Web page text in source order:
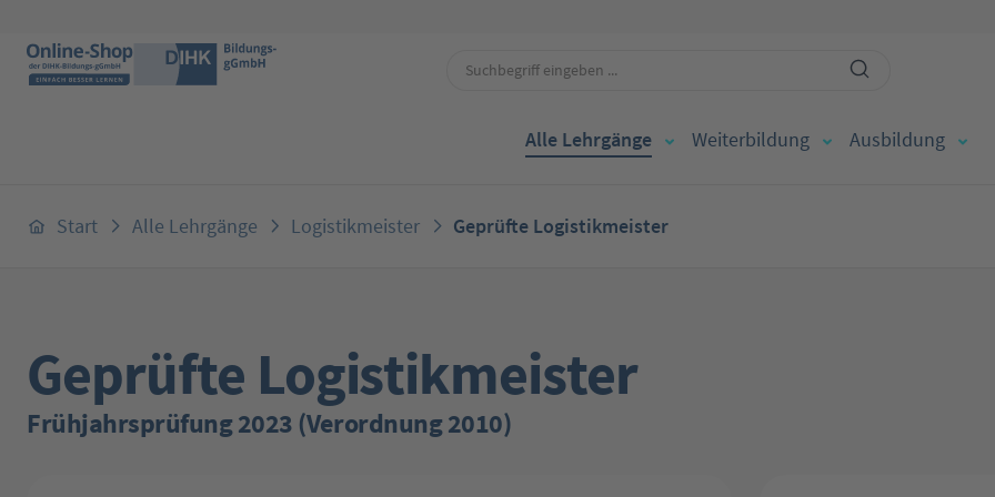
Alle Lehrgänge Weiterbildung Ausbildung
Start Alle Lehrgänge Logistikmeister Geprüfte Logistikmeister
Geprüfte Logistikmeister
Frühjahrsprüfung 2023 (Verordnung 2010)